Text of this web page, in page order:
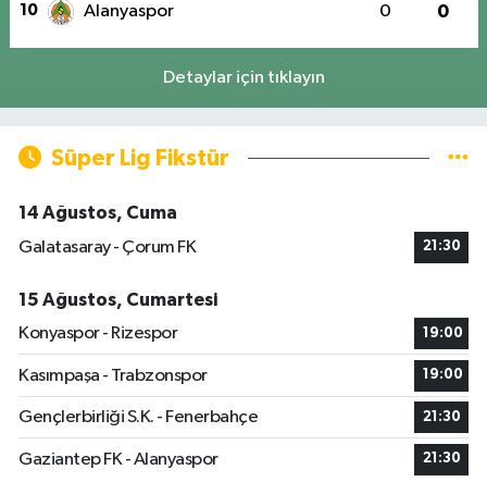
10 Alanyaspor 0 0
Detaylar için tıklayın
Süper Lig Fikstür
14 Ağustos, Cuma
Galatasaray - Çorum FK
21:30
15 Ağustos, Cumartesi
Konyaspor - Rizespor
19:00
Kasımpaşa - Trabzonspor 19:00
Gençlerbirliği S.K. - Fenerbahçe 21:30
Gaziantep FK - Alanyaspor 21:30